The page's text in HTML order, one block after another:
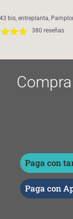
bis, entreplanta,
380 reseñas
Paga con
Paga con